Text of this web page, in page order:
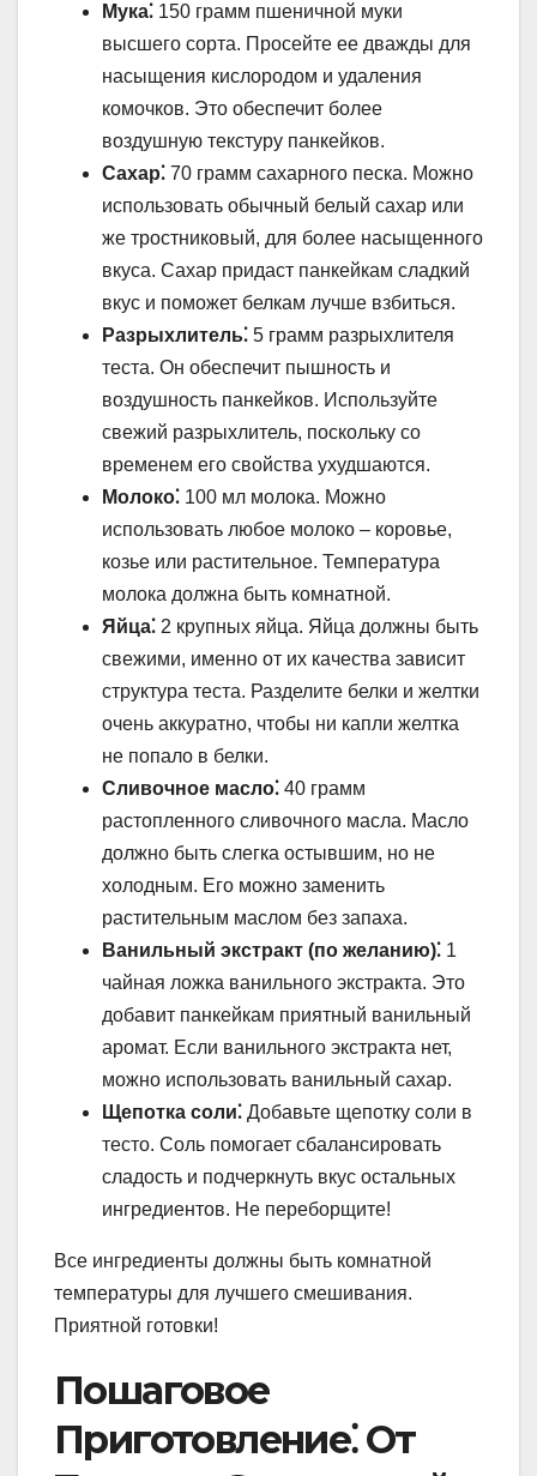
Мука⁚ 150 грамм пшеничной муки
высшего сорта. Просейте ее дважды для
насыщения кислородом и удаления
комочков. Это обеспечит более
воздушную текстуру панкейков.
Сахар⁚ 70 грамм сахарного песка. Можно
использовать обычный белый сахар или
же тростниковый, для более насыщенного
вкуса. Сахар придаст панкейкам сладкий
вкус и поможет белкам лучше взбиться.
Разрыхлитель⁚ 5 грамм разрыхлителя
теста. Он обеспечит пышность и
воздушность панкейков. Используйте
свежий разрыхлитель, поскольку со
временем его свойства ухудшаются.
Молоко⁚ 100 мл молока. Можно
использовать любое молоко – коровье,
козье или растительное. Температура
молока должна быть комнатной.
Яйца⁚ 2 крупных яйца. Яйца должны быть
свежими, именно от их качества зависит
структура теста. Разделите белки и желтки
очень аккуратно, чтобы ни капли желтка
не попало в белки.
Сливочное масло⁚ 40 грамм
растопленного сливочного масла. Масло
должно быть слегка остывшим, но не
холодным. Его можно заменить
растительным маслом без запаха.
Ванильный экстракт (по желанию)⁚ 1
чайная ложка ванильного экстракта. Это
добавит панкейкам приятный ванильный
аромат. Если ванильного экстракта нет,
можно использовать ванильный сахар.
Щепотка соли⁚ Добавьте щепотку соли в
тесто. Соль помогает сбалансировать
сладость и подчеркнуть вкус остальных
ингредиентов. Не переборщите!
Все ингредиенты должны быть комнатной
температуры для лучшего смешивания.
Приятной готовки!
Пошаговое
Приготовление⁚ От